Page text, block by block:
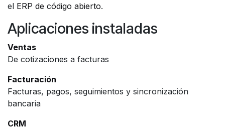
el ERP de código abierto.
Aplicaciones instaladas
Ventas
De cotizaciones a facturas
Facturación
Facturas, pagos, seguimientos y sincronización
bancaria
CRM